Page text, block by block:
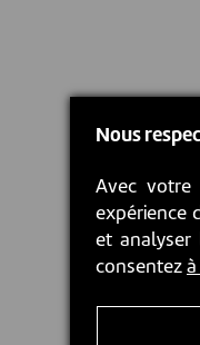
Nous
Avec votre
expérience
et analyser
consentez